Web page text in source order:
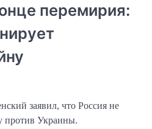
перемирия:
заявил, что Россия не
против Украины.